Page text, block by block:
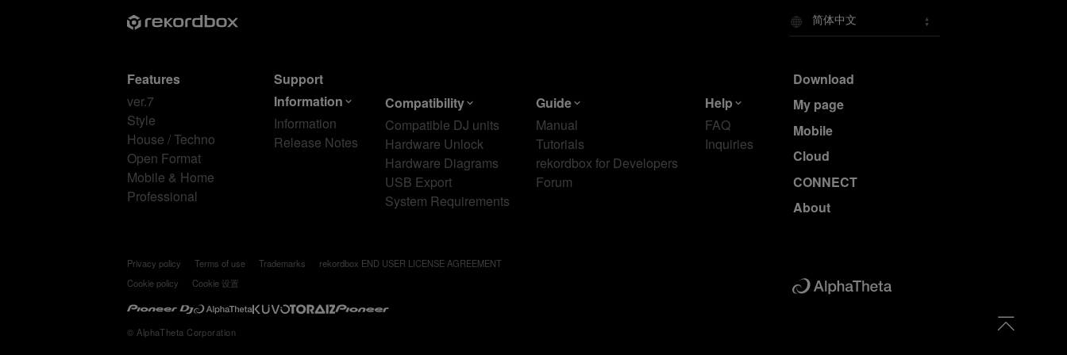
简体中文
Features
ver.7
Style
House / Techno
Open Format
Mobile & Home
Professional
Support
Information
Information
Release Notes
Compatibility
Compatible DJ units
Hardware Unlock
Hardware Diagrams
USB Export
System Requirements
Guide
Manual
Tutorials
rekordbox for Developers
Forum
Help
FAQ
Inquiries
Download
My page
Mobile
Cloud
CONNECT
About
Privacy policy Terms of use Trademarks
rekordbox END USER LICENSE AGREEMENT
Cookie policy
Cookie 设置
© AlphaTheta Corporation